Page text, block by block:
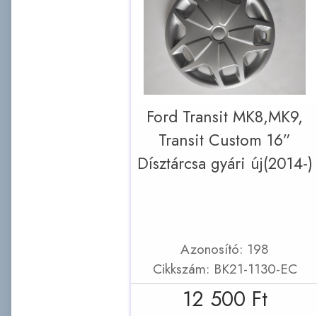
Ford Transit MK8,MK9,
Transit Custom 16”
Dísztárcsa gyári új(2014-)
Azonosító: 198
Cikkszám: BK21-1130-EC
12 500 Ft